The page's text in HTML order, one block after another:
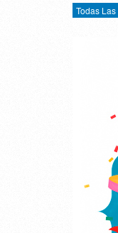
Todas